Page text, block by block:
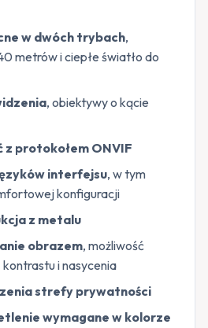
w dwóch trybach,
metrów i ciepłe światło do
, obiektywy o kącie
z protokołem ONVIF
interfejsu, w tym
konfiguracji
z metalu
obrazem, możliwość
i nasycenia
strefy prywatności
wymagane w kolorze